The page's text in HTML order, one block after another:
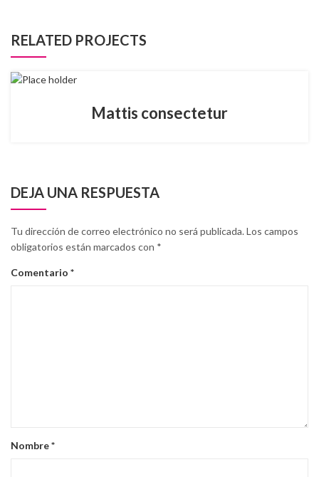
RELATED PROJECTS
Mattis consectetur
DEJA UNA RESPUESTA
Tu dirección de correo electrónico no será publicada.Los campos
obligatorios están marcados con *
Comentario *
Nombre*